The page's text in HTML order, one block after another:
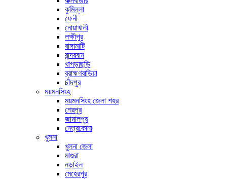
কুমিল্লা
ফেনী
নোয়াখালী
লক্ষীপুর
রাঙ্গামাটি
বান্দরবান
খাগড়াছড়ি
ব্রাহ্মণবাড়িয়া
চাঁদপুর
ময়মনসিংহ
ময়মনসিংহ জেলা শহর
শেরপুর
জামালপুর
নেত্রকোনা
খুলনা
খুলনা জেলা
মাগুরা
নড়াইল
মেহেরপুর